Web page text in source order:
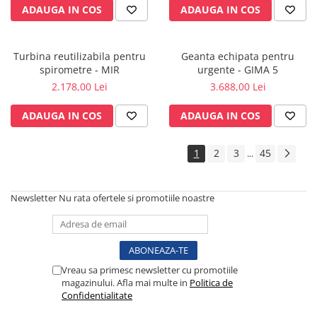
Spirometre
Filtre antibacteriene
Alte dispozitive respiratorii
Clesti nazali
Dermatoscoape
Diapazon
Set ORL/Oftalmo
Lampi examinare
Lampi cu infrarosu
Electroencefalografe
Colposcoape
ADAUGA IN COS ADAUGA IN COS
Turbina reutilizabila pentru
spirometre - MIR
2.178,00 Lei
ADAUGA IN COS
Geanta echipata pentru
urgente - GIMA 5
3.688,00 Lei
ADAUGA IN COS
1 2 3 ... 45
Newsletter Nu rata ofertele si promotiile noastre
Vreau sa primesc newsletter cu promotiile
magazinului. Afla mai multe in Politica de
Confidentialitate